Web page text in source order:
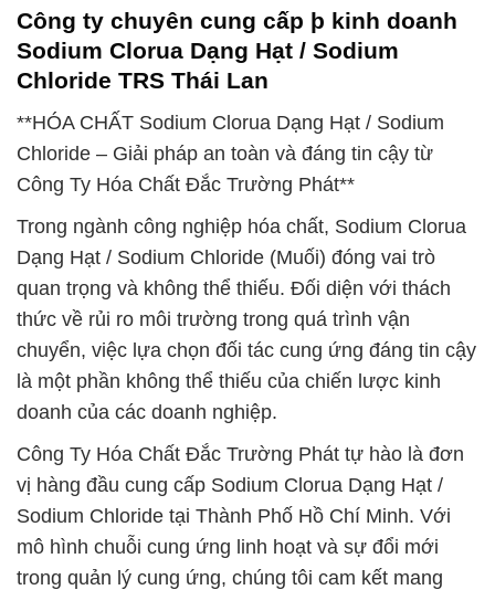
Công ty chuyên cung cấp þ kinh doanh
Sodium Clorua Dạng Hạt / Sodium
Chloride TRS Thái Lan
**HÓA CHẤT Sodium Clorua Dạng Hạt / Sodium
Chloride – Giải pháp an toàn và đáng tin cậy từ
Công Ty Hóa Chất Đắc Trường Phát**
Trong ngành công nghiệp hóa chất, Sodium Clorua
Dạng Hạt / Sodium Chloride (Muối) đóng vai trò
quan trọng và không thể thiếu. Đối diện với thách
thức về rủi ro môi trường trong quá trình vận
chuyển, việc lựa chọn đối tác cung ứng đáng tin cậy
là một phần không thể thiếu của chiến lược kinh
doanh của các doanh nghiệp.
Công Ty Hóa Chất Đắc Trường Phát tự hào là đơn
vị hàng đầu cung cấp Sodium Clorua Dạng Hạt /
Sodium Chloride tại Thành Phố Hồ Chí Minh. Với
mô hình chuỗi cung ứng linh hoạt và sự đổi mới
trong quản lý cung ứng, chúng tôi cam kết mang